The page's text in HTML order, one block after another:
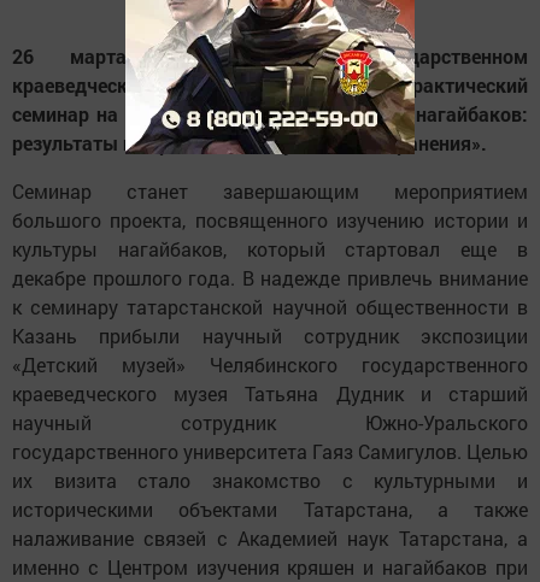
26 марта в Челябинском государственном
краеведческом музее пройдет научно-практический
семинар на тему «Традиционная культура нагайбаков:
результаты и перспективы изучения и сохранения».
Семинар станет завершающим мероприятием
большого проекта, посвященного изучению истории и
культуры нагайбаков, который стартовал еще в
декабре прошлого года. В надежде привлечь внимание
к семинару татарстанской научной общественности в
Казань прибыли научный сотрудник экспозиции
«Детский музей» Челябинского государственного
краеведческого музея Татьяна Дудник и старший
научный сотрудник Южно-Уральского
государственного университета Гаяз Самигулов. Целью
их визита стало знакомство с культурными и
историческими объектами Татарстана, а также
налаживание связей с Академией наук Татарстана, а
именно с Центром изучения кряшен и нагайбаков при